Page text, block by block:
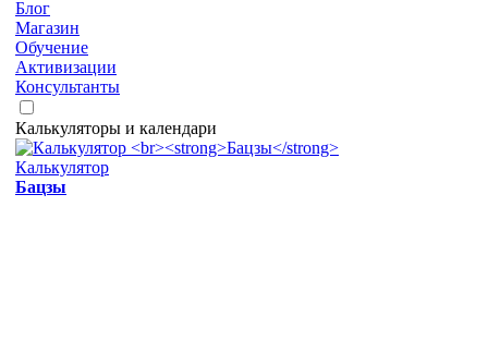
Блог
Магазин
Обучение
Активизации
Консультанты
Калькуляторы и календари
Калькулятор
Бацзы